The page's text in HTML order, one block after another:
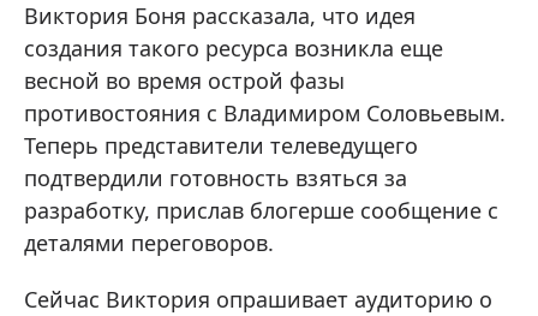
Виктория Боня рассказала, что идея
создания такого ресурса возникла еще
весной во время острой фазы
противостояния с Владимиром Соловьевым.
Теперь представители телеведущего
подтвердили готовность взяться за
разработку, прислав блогерше сообщение с
деталями переговоров.
Сейчас Виктория опрашивает аудиторию о